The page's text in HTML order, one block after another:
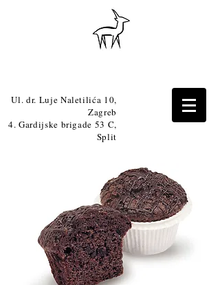
Ul. dr. Luje Naletilića 10,
Zagreb
4. Gardijske brigade 53 C,
Split